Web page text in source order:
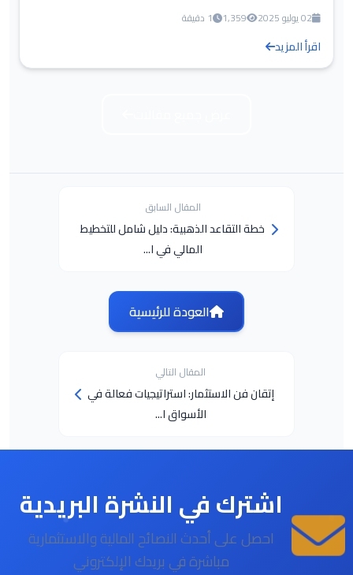
02 يوليو 2025 1,359 1 دقيقة
اقرأ المزيد
المقال السابق
خطة التقاعد الذهبية: دليل شامل للتخطيط
المالي في ا...
العودة للرئيسية
المقال التالي
إتقان فن الاستثمار: استراتيجيات فعالة في
الأسواق ا...
اشترك في النشرة البريدية
احصل على أحدث النصائح المالية والاستثمارية
مباشرة في بريدك الإلكتروني